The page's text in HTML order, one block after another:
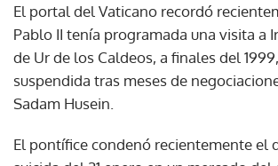
El portal del Vaticano recordó
Pablo II tenía programada una visita a
de Ur de los Caldeos, a finales del
suspendida tras meses de
Sadam Husein.
El pontífice condenó recientemente el